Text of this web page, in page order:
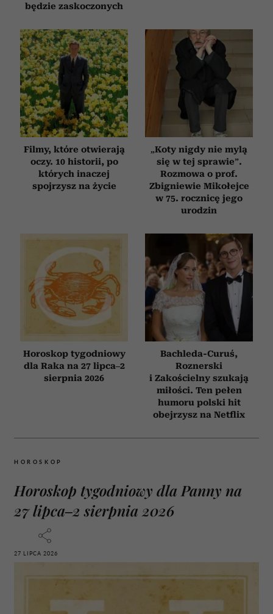
będzie zaskoczonych
Filmy, które otwierają
oczy. 10 historii, po
których inaczej
spojrzysz na życie
„Koty nigdy nie mylą
się w tej sprawie”.
Rozmowa o prof.
Zbigniewie Mikołejce
w 75. rocznicę jego
urodzin
Horoskop tygodniowy
dla Raka na 27 lipca–2
sierpnia 2026
Bachleda-Curuś,
Roznerski
i Zakościelny szukają
miłości. Ten pełen
humoru polski hit
obejrzysz na Netflix
HOROSKOP
Horoskop tygodniowy dla Panny na
27 lipca–2 sierpnia 2026
27 LIPCA 2026